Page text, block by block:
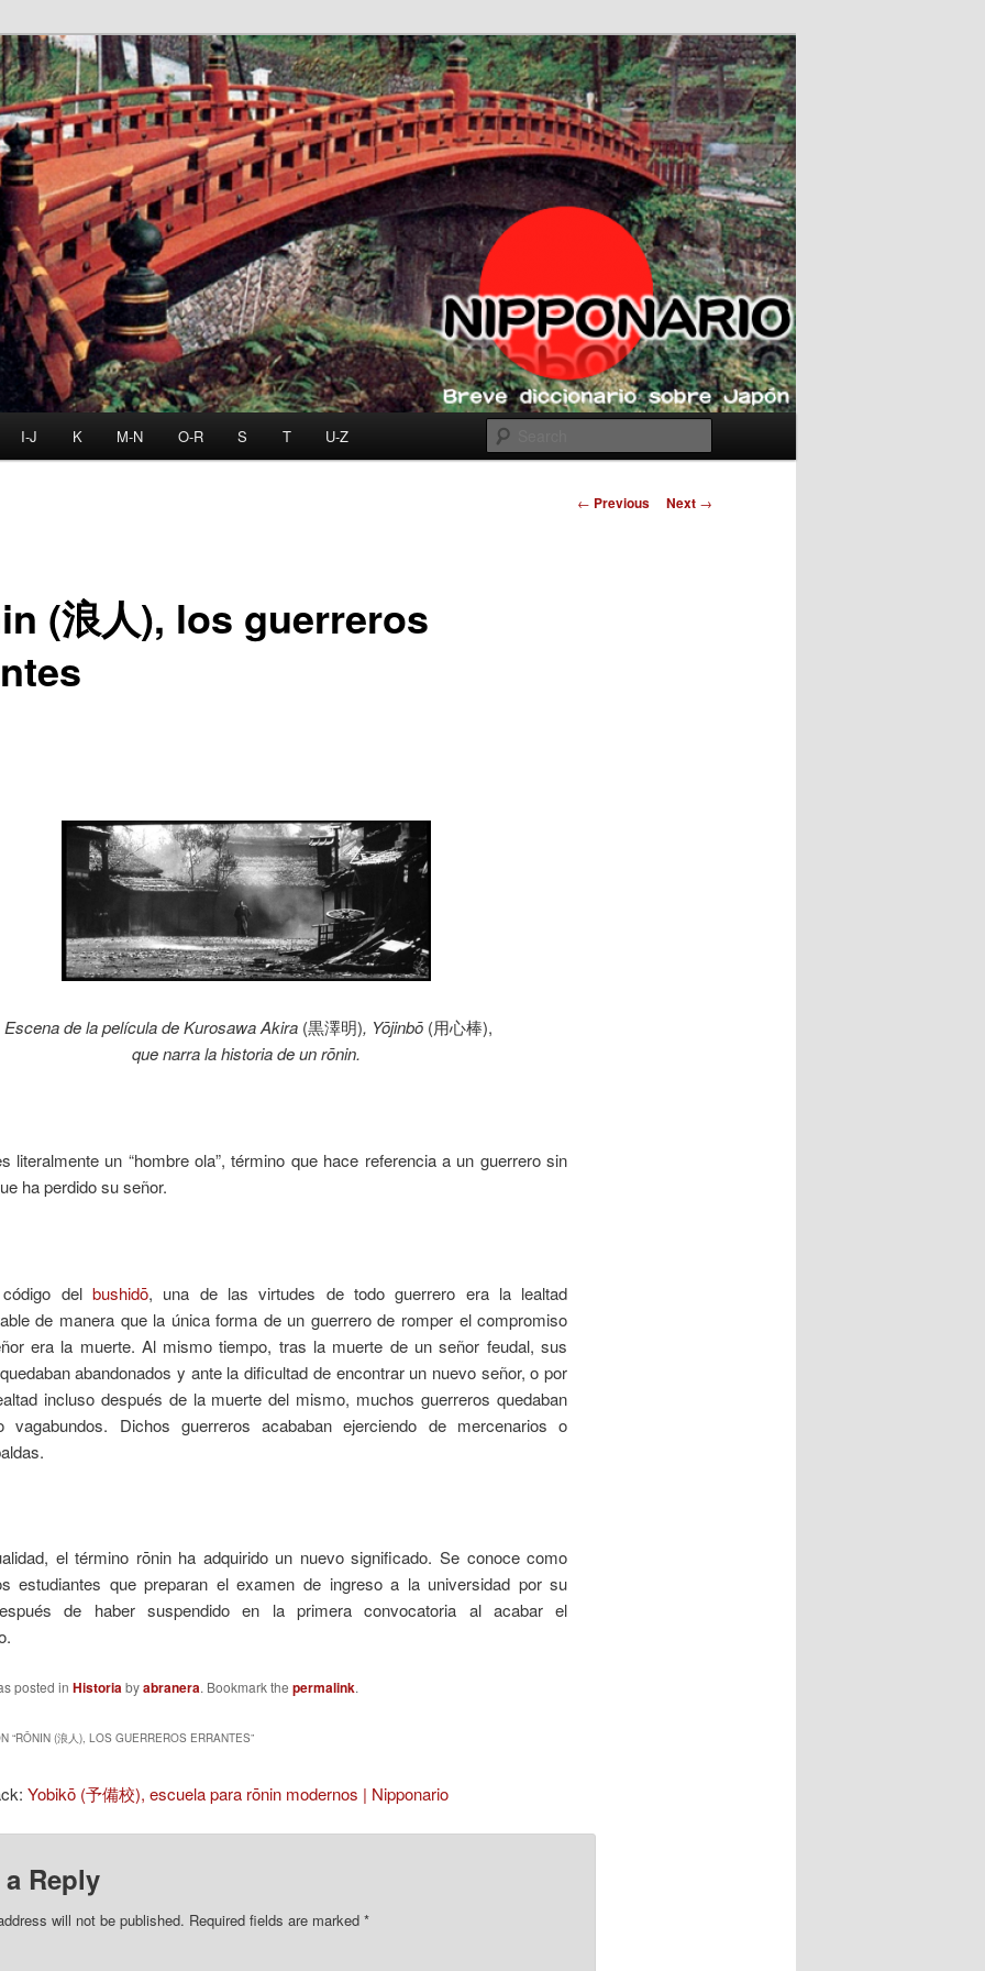
I-J K M-N O-R S T U-Z
Post
← Previous Next →
(浪人), los guerreros
Escena de la película de Kurosawa Akira(黒澤明), Yōjinbō(用心棒),
que narra la historia de un rōnin.
literalmente un “hombre ola”, término que hace referencia a un guerrero sin
ha perdido su señor.
código delbushidō, una de las virtudes de todo guerrero era la lealtad
de manera que la única forma de un guerrero de romper el compromiso
era la muerte. Al mismo tiempo, tras la muerte de un señor feudal, sus
abandonados y ante la dificultad de encontrar un nuevo señor, o por
incluso después de la muerte del mismo, muchos guerreros quedaban
vagabundos. Dichos guerreros acababan ejerciendo de mercenarios o
el término rōnin ha adquirido un nuevo significado. Se conoce como
estudiantes que preparan el examen de ingreso a la universidad por su
de haber suspendido en la primera convocatoria al acabar el
posted in Historiabyabranera. Bookmark the permalink.
“RŌNIN (浪人), LOS GUERREROS ERRANTES”
Yobikō (予備校), escuela para rōnin modernos | Nipponario
a Reply
will not be published. Required fields are marked *